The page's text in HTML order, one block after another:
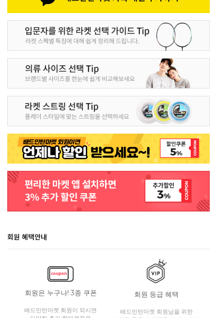
회원 혜택안내
회원은 누구나! 3종 쿠폰
배드민턴마켓 회원이 되시면
회원 등급 혜택
배드민턴마켓 회원님을 위한